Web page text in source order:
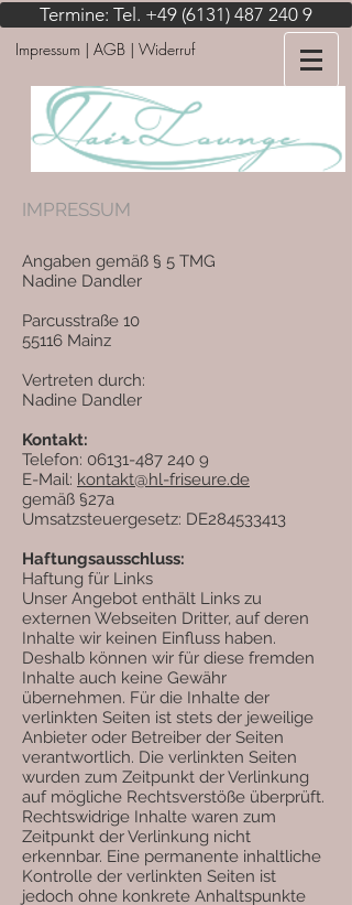
Termine: Tel. +49 (6131) 487 240 9
Impressum | AGB | Widerruf
IMPRESSUM
Angaben gemäß § 5 TMG
Nadine Dandler
Parcusstraße 10
55116 Mainz
Vertreten durch:
Nadine Dandler
Kontakt:
Telefon: 06131-487 240 9
E-Mail: kontakt@hl-friseure.de
gemäß §27a
Umsatzsteuergesetz: DE284533413
Haftungsausschluss:
Haftung für Links
Unser Angebot enthält Links zu
externen Webseiten Dritter, auf deren
Inhalte wir keinen Einfluss haben.
Deshalb können wir für diese fremden
Inhalte auch keine Gewähr
übernehmen. Für die Inhalte der
verlinkten Seiten ist stets der jeweilige
Anbieter oder Betreiber der Seiten
verantwortlich. Die verlinkten Seiten
wurden zum Zeitpunkt der Verlinkung
auf mögliche Rechtsverstöße überprüft.
Rechtswidrige Inhalte waren zum
Zeitpunkt der Verlinkung nicht
erkennbar. Eine permanente inhaltliche
Kontrolle der verlinkten Seiten ist
jedoch ohne konkrete Anhaltspunkte